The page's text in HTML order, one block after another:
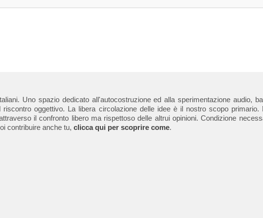
Uno spazio dedicato all'autocostruzione ed alla sperimentazione audio,
oggettivo. La libera circolazione delle idee è il nostro scopo primario.
il confronto libero ma rispettoso delle altrui opinioni. Condizione
contribuire anche tu, clicca qui per scoprire come.